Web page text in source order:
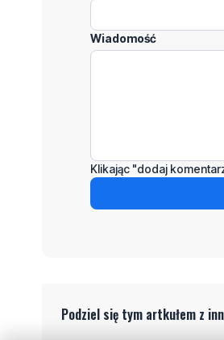
Wiadomość
Klikając "dodaj
Podziel się tym artkułem z